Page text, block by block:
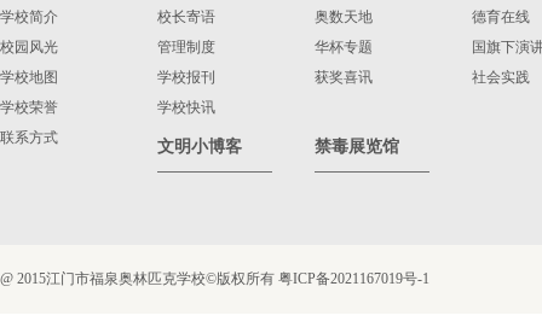
学校简介
校园风光
学校地图
学校荣誉
联系方式
校长寄语
管理制度
学校报刊
学校快讯
奥数天地
华杯专题
获奖喜讯
德育在线
国旗下演
社会实践
文明小博客 禁毒展览馆
@ 2015江门市福泉奥林匹克学校©版权所有 粤ICP备2021167019号-1